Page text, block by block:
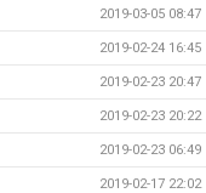
2019-03-05 08:47
2019-02-24 16:45
2019-02-23 20:47
2019-02-23 20:22
2019-02-23 06:49
2019-02-17 22:02